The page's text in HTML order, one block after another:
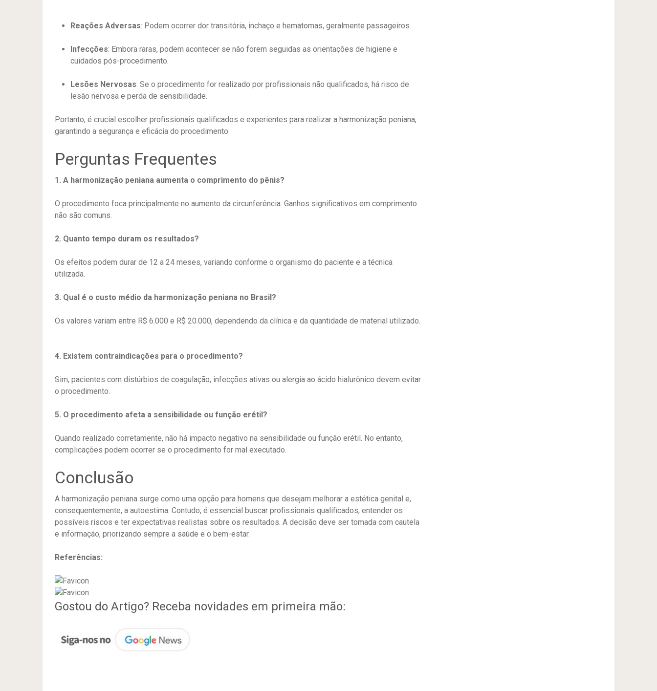
Reações Adversas: Podem ocorrer dor transitória, inchaço e hematomas, geralmente passageiros.
Infecções: Embora raras, podem acontecer se não forem seguidas as orientações de higiene e
cuidados pós-procedimento.
Lesões Nervosas: Se o procedimento for realizado por profissionais não qualificados, há risco de
lesão nervosa e perda de sensibilidade.
Portanto, é crucial escolher profissionais qualificados e experientes para realizar a harmonização peniana,
garantindo a segurança e eficácia do procedimento.
Perguntas Frequentes
1. A harmonização peniana aumenta o comprimento do pênis?
O procedimento foca principalmente no aumento da circunferência. Ganhos significativos em comprimento
não são comuns.
2. Quanto tempo duram os resultados?
Os efeitos podem durar de 12 a 24 meses, variando conforme o organismo do paciente e a técnica
utilizada.
3. Qual é o custo médio da harmonização peniana no Brasil?
Os valores variam entre R$ 6.000 e R$ 20.000, dependendo da clínica e da quantidade de material utilizado.
4. Existem contraindicações para o procedimento?
Sim, pacientes com distúrbios de coagulação, infecções ativas ou alergia ao ácido hialurônico devem evitar
o procedimento.
5. O procedimento afeta a sensibilidade ou função erétil?
Quando realizado corretamente, não há impacto negativo na sensibilidade ou função erétil. No entanto,
complicações podem ocorrer se o procedimento for mal executado.
Conclusão
A harmonização peniana surge como uma opção para homens que desejam melhorar a estética genital e,
consequentemente, a autoestima. Contudo, é essencial buscar profissionais qualificados, entender os
possíveis riscos e ter expectativas realistas sobre os resultados. A decisão deve ser tomada com cautela
e informação, priorizando sempre a saúde e o bem-estar.
Referências:
Gostou do Artigo? Receba novidades em primeira mão: